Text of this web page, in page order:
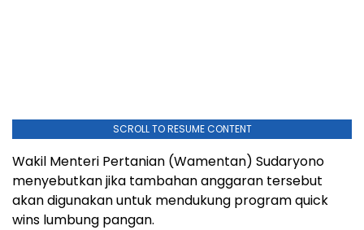
SCROLL TO RESUME CONTENT
Wakil Menteri Pertanian (Wamentan) Sudaryono
menyebutkan jika tambahan anggaran tersebut
akan digunakan untuk mendukung program quick
wins lumbung pangan.